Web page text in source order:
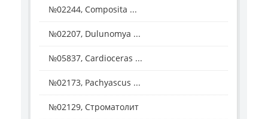
№02244, Composita ...
№02207, Dulunomya ...
№05837, Cardioceras ...
№02173, Pachyascus ...
№02129, Строматолит